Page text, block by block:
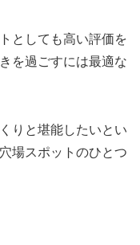
としても高い評価を
を過ごすには最適な
りと堪能したいとい
場スポットのひとつ